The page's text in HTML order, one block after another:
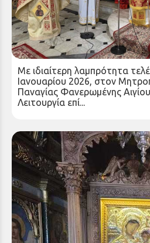
Αρχιερατική Θεία
την έναρξη του νέου έτους
Καλαβρύτων και Αιγιαλείας
Παρασκευή 02 Ιαν 2026
Με ιδιαίτερη λαμπρότητα
Ιανουαρίου 2026, στον
Παναγίας Φανερωμένης
Λειτουργία επί...